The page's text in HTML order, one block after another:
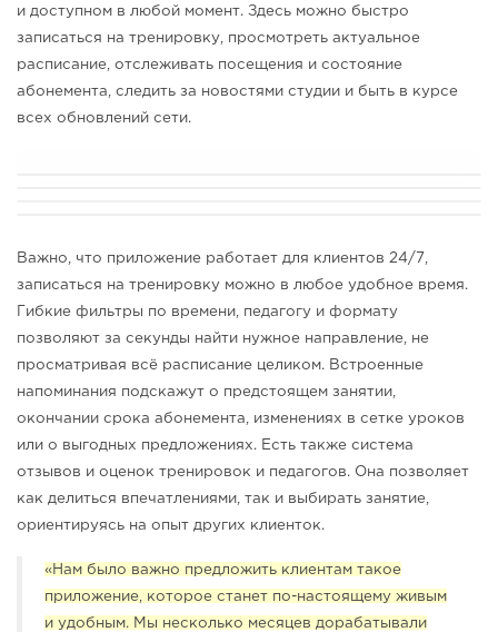
и доступном в любой момент. Здесь можно быстро
записаться на тренировку, просмотреть актуальное
расписание, отслеживать посещения и состояние
абонемента, следить за новостями студии и быть в курсе
всех обновлений сети.
Важно, что приложение работает для клиентов 24/7,
записаться на тренировку можно в любое удобное время.
Гибкие фильтры по времени, педагогу и формату
позволяют за секунды найти нужное направление, не
просматривая всё расписание целиком. Встроенные
напоминания подскажут о предстоящем занятии,
окончании срока абонемента, изменениях в сетке уроков
или о выгодных предложениях. Есть также система
отзывов и оценок тренировок и педагогов. Она позволяет
как делиться впечатлениями, так и выбирать занятие,
ориентируясь на опыт других клиенток.
«Нам было важно предложить клиентам такое
приложение, которое станет по-настоящему живым
и удобным. Мы несколько месяцев дорабатывали